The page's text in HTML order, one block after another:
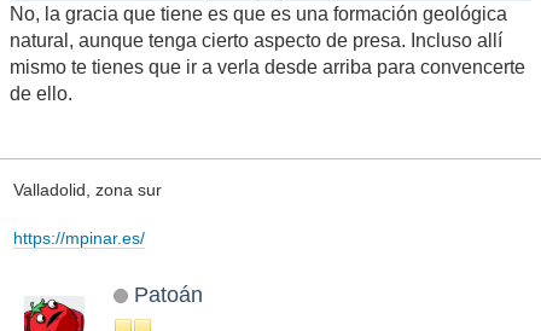
No, la gracia que tiene es que es una formación geológica
natural, aunque tenga cierto aspecto de presa. Incluso allí
mismo te tienes que ir a verla desde arriba para convencerte
de ello.
Valladolid, zona sur
https://mpinar.es/
Patoán